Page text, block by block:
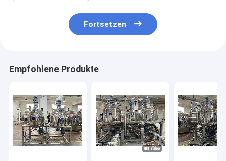
Fortsetzen
Empfohlene Produkte